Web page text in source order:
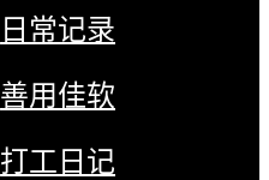
日常记录
善用佳软
打工日记